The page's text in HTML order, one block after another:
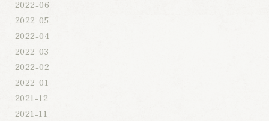
2022-06
2022-05
2022-04
2022-03
2022-02
2022-01
2021-12
2021-11